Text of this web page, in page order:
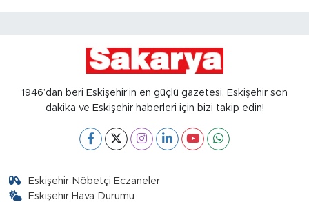
1946’dan beri Eskişehir’in en güçlü gazetesi, Eskişehir son
dakika ve Eskişehir haberleri için bizi takip edin!
Eskişehir Nöbetçi Eczaneler
Eskişehir Hava Durumu